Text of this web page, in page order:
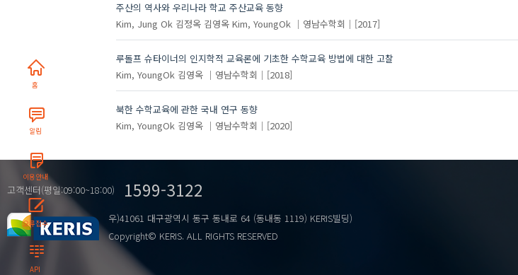
홈
알림
이용안내
오류접수
API
주산의 역사와 우리나라 학교 주산교육 동향
Kim, Jung Ok 김정옥 김영옥 Kim, YoungOk 영남수학회 [2017]
루돌프 슈타이너의 인지학적 교육론에 기초한 수학교육 방법에 대한 고찰
Kim, YoungOk 김영옥 영남수학회 [2018]
북한 수학교육에 관한 국내 연구 동향
Kim, YoungOk 김영옥 영남수학회 [2020]
고객센터(평일:09:00~18:00) 1599-3122
우)41061 대구광역시 동구 동내로 64 (동내동 1119) KERIS빌딩)
Copyright© KERIS. ALL RIGHTS RESERVED